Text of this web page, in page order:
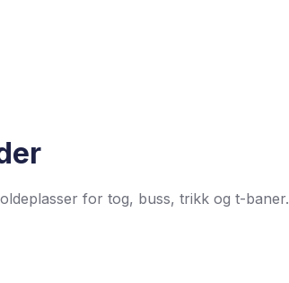
for tog, buss, trikk og t-baner.